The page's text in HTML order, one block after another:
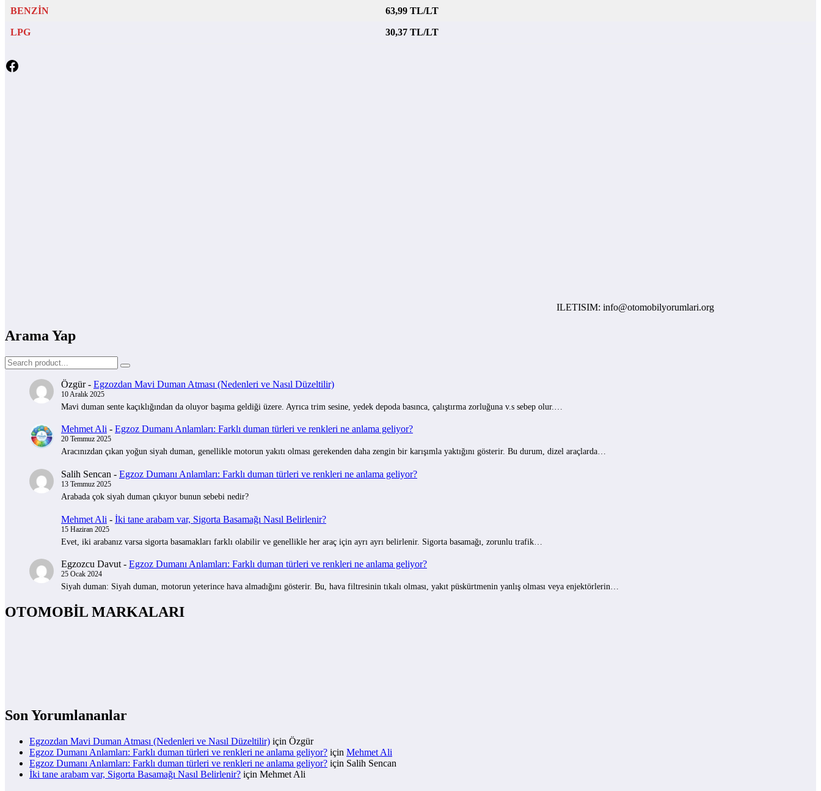
BENZİN 63,99 TL/LT
LPG 30,37 TL/LT
Facebook
ILETISIM: info@otomobilyorumlari.org
Arama Yap
Özgür- Egzozdan Mavi Duman Atması (Nedenleri ve Nasıl Düzeltilir)
10 Aralık 2025
Mavi duman sente kaçıklığından da oluyor başıma geldiği üzere. Ayrıca trim sesine, yedek depoda basınca, çalıştırma zorluğuna v.s sebep olur.…
Mehmet Ali - Egzoz Dumanı Anlamları: Farklı duman türleri ve renkleri ne anlama geliyor?
20 Temmuz 2025
Aracınızdan çıkan yoğun siyah duman, genellikle motorun yakıtı olması gerekenden daha zengin bir karışımla yaktığını gösterir. Bu durum, dizel araçlarda…
Salih Sencan - Egzoz Dumanı Anlamları: Farklı duman türleri ve renkleri ne anlama geliyor?
13 Temmuz 2025
Arabada çok siyah duman çıkıyor bunun sebebi nedir?
Mehmet Ali - İki tane arabam var, Sigorta Basamağı Nasıl Belirlenir?
15 Haziran 2025
Evet, iki arabanız varsa sigorta basamakları farklı olabilir ve genellikle her araç için ayrı ayrı belirlenir. Sigorta basamağı, zorunlu trafik…
Egzozcu Davut - Egzoz Dumanı Anlamları: Farklı duman türleri ve renkleri ne anlama geliyor?
25 Ocak 2024
Siyah duman: Siyah duman, motorun yeterince hava almadığını gösterir. Bu, hava filtresinin tıkalı olması, yakıt püskürtmenin yanlış olması veya enjektörlerin…
OTOMOBİL MARKALARI
Son Yorumlananlar
Egzozdan Mavi Duman Atması (Nedenleri ve Nasıl Düzeltilir) için Özgür
Egzoz Dumanı Anlamları: Farklı duman türleri ve renkleri ne anlama geliyor? için Mehmet Ali
Egzoz Dumanı Anlamları: Farklı duman türleri ve renkleri ne anlama geliyor? için Salih Sencan
İki tane arabam var, Sigorta Basamağı Nasıl Belirlenir? için Mehmet Ali